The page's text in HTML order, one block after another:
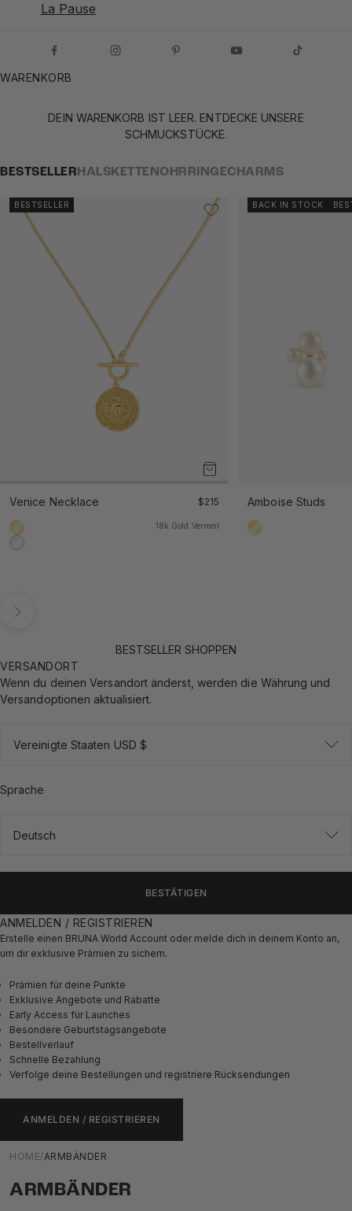
La Pause
WARENKORB
DEIN WARENKORB IST LEER. ENTDECKE UNSERE
SCHMUCKSTÜCKE.
BESTSELLER HALSKETTEN OHRRINGECHARMS
BESTSELLER
Venice Necklace Angebot
$215
18k Gold Vermeil
925 Sterling Silber
18k Gold Vermeil
BACK IN STOCK
Amboise Studs
18k Gold Vermeil
BESTSELLER SHOPPEN
VERSANDORT
Wenn du deinen Versandort änderst, werden die Währung und
Versandoptionen aktualisiert.
Vereinigte Staaten USD $
Sprache
Deutsch
BESTÄTIGEN
ANMELDEN / REGISTRIEREN
Erstelle einen BRUNA World Account oder melde dich in deinem Konto an,
um dir exklusive Prämien zu sichern.
Prämien für deine Punkte
Exklusive Angebote und Rabatte
Early Access für Launches
Besondere Geburtstagsangebote
Bestellverlauf
Schnelle Bezahlung
Verfolge deine Bestellungen und registriere Rücksendungen
ANMELDEN / REGISTRIEREN
HOME/ARMBÄNDER
ARMBÄNDER